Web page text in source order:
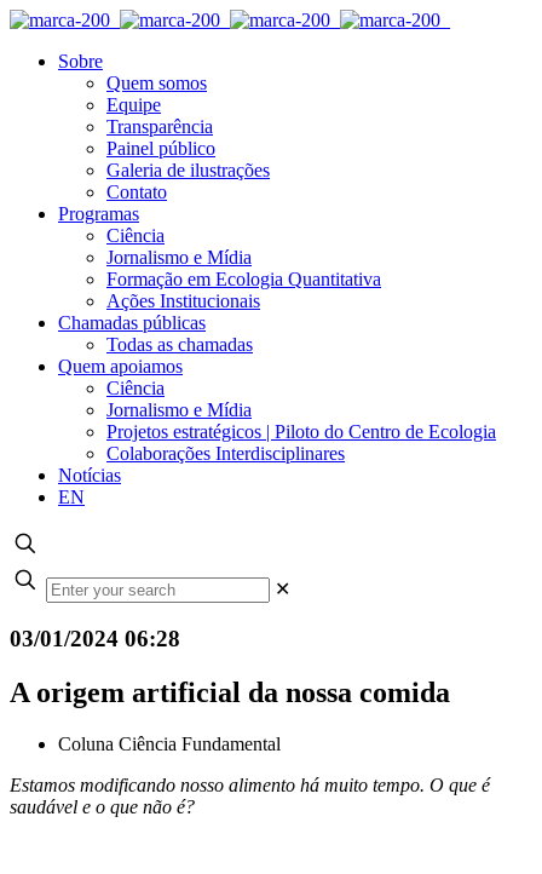
Sobre
Quem somos
Equipe
Transparência
Painel público
Galeria de ilustrações
Contato
Programas
Ciência
Jornalismo e Mídia
Formação em Ecologia Quantitativa
Ações Institucionais
Chamadas públicas
Todas as chamadas
Quem apoiamos
Ciência
Jornalismo e Mídia
Projetos estratégicos | Piloto do Centro de Ecologia
Colaborações Interdisciplinares
Notícias
EN
✕
03/01/2024 06:28
A origem artificial da nossa comida
Coluna Ciência Fundamental
Estamos modificando nosso alimento há muito tempo. O que é
saudável e o que não é?